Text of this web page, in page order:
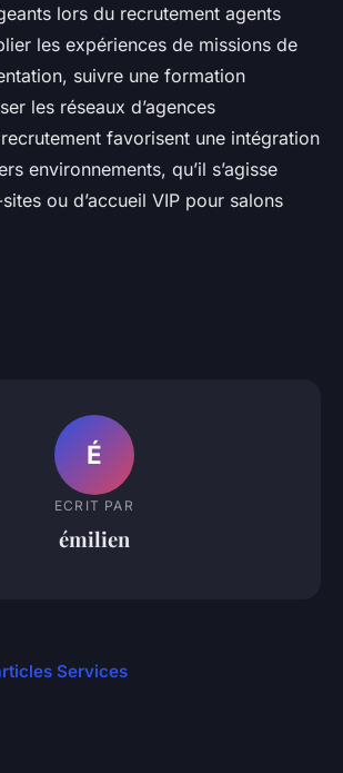
lors du recrutement agents
les expériences de missions de
suivre une formation
les réseaux d’agences
favorisent une intégration
environnements, qu’il s’agisse
ou d’accueil VIP pour salons
É
ECRIT PAR
émilien
Services